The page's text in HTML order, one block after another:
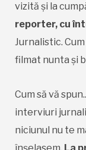
vizită și la
reporter, cu
Jurnalistic.
filmat nunta și
Cum să vă
interviuri
niciunul nu te